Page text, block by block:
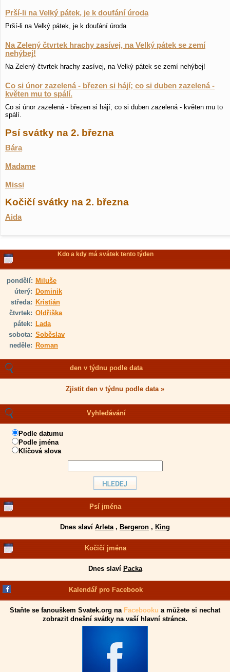
Prší-li na Velký pátek, je k doufání úroda
Prší-li na Velký pátek, je k doufání úroda
Na Zelený čtvrtek hrachy zasívej, na Velký pátek se zemí
nehýbej!
Na Zelený čtvrtek hrachy zasívej, na Velký pátek se zemí nehýbej!
Co si únor zazelená - březen si hájí; co si duben zazelená -
květen mu to spálí.
Co si únor zazelená - březen si hájí; co si duben zazelená - květen mu to
spálí.
Psí svátky na 2. března
Bára
Madame
Missi
Kočičí svátky na 2. března
Aida
Kdo a kdy má svátek tento týden
pondělí: Miluše
úterý: Dominik
středa: Kristián
čtvrtek: Oldřiška
pátek: Lada
sobota: Soběslav
neděle: Roman
den v týdnu podle data
Zjistit den v týdnu podle data »
Vyhledávání
Podle datumu
Podle jména
Klíčová slova
Psí jména
Dnes slaví Arleta, Bergeron , King
Kočičí jména
Dnes slaví Packa
Kalendář pro Facebook
Staňte se fanouškem Svatek.org na Facebooku a můžete si nechat
zobrazit dnešní svátky na vaší hlavní stránce.